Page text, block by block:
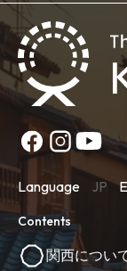
Language JP
Contents
関西につい